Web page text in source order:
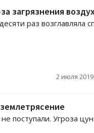
загрязнения
раз возглавляла
2 июля
поступали. Угроза